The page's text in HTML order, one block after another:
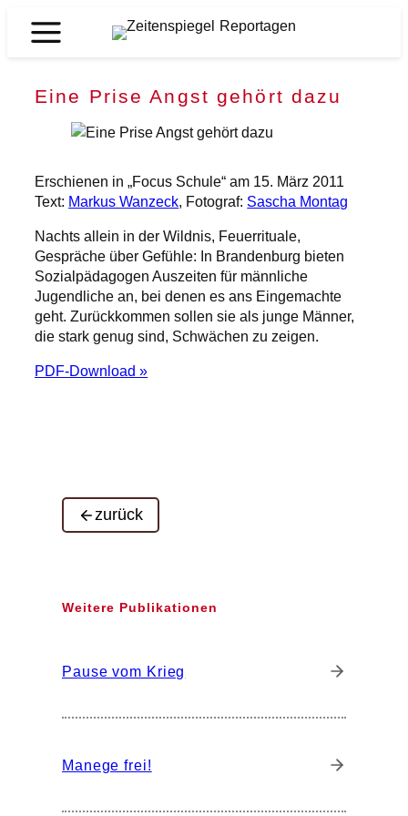
Inhalt
Zeitenspiegel
Eine Prise Angst gehört dazu
Erschienen in „Focus Schule“ am 15. März 2011
Text: Markus Wanzeck, Fotograf: Sascha Montag
Nachts allein in der Wildnis, Feuerrituale,
Gespräche über Gefühle: In Brandenburg bieten
Sozialpädagogen Auszeiten für männliche
Jugendliche an, bei denen es ans Eingemachte
geht. Zurückkommen sollen sie als junge Männer,
die stark genug sind, Schwächen zu zeigen.
PDF-Download »
zurück
Weitere Publikationen
Pause vom Krieg
Manege frei!